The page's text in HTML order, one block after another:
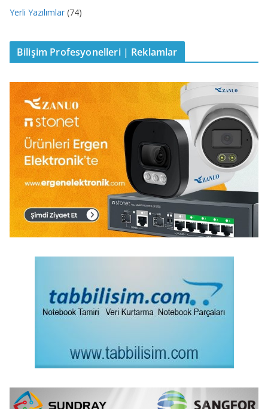
Yerli Yazılımlar (74)
Bilişim Profesyonelleri | Reklamlar